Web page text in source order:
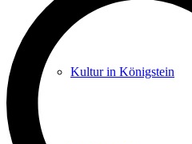
Kultur in Königstein